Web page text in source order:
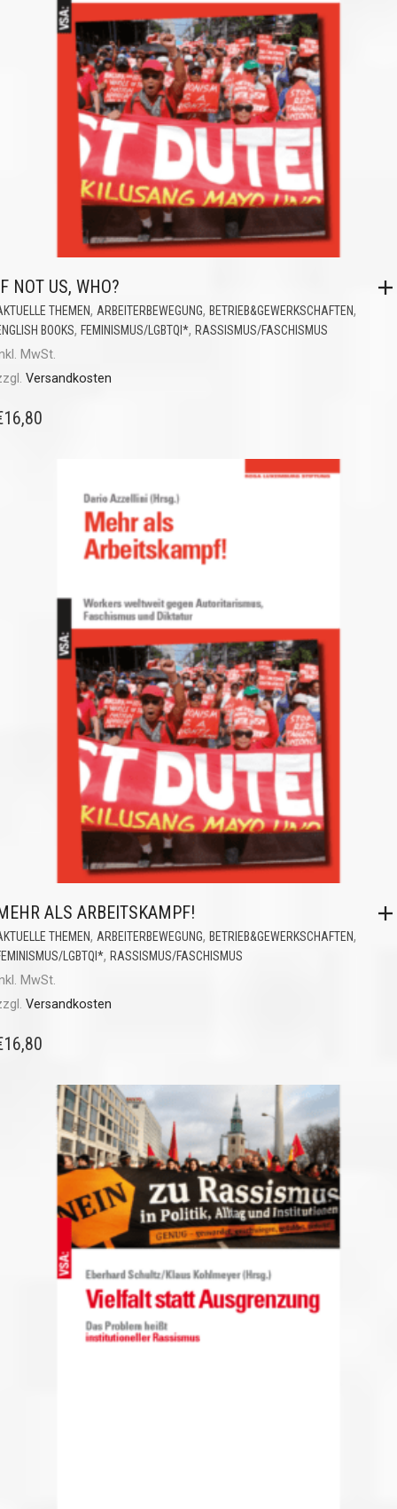
NOT US, WHO?
THEMEN, ARBEITERBEWEGUNG, BETRIEB&GEWERKSCHAFTEN,
BOOKS, FEMINISMUS/LGBTQI*, RASSISMUS/FASCHISMUS
MwSt.
Versandkosten
16,80
ALS ARBEITSKAMPF!
THEMEN, ARBEITERBEWEGUNG, BETRIEB&GEWERKSCHAFTEN,
LGBTQI*, RASSISMUS/FASCHISMUS
MwSt.
Versandkosten
16,80